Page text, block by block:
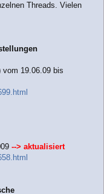
Threads. Vielen
vom 19.06.09 bis
--> aktualisiert